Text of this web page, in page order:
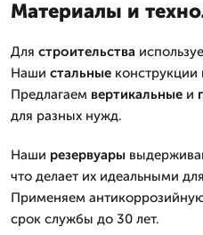
Материалы и
Для строительства
Наши стальные
Предлагаем вертикальные и
для разных нужд.
Наши резервуары
что делает их идеальными
Применяем
срок службы до 30 лет.